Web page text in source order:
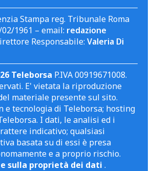
Stampa reg. Tribunale Roma
1961 – email: redazione
Responsabile: Valeria Di
Teleborsa P.IVA 00919671008.
E' vietata la riproduzione
materiale presente sul sito.
e tecnologia di Teleborsa; hosting
I dati, le analisi ed i
indicativo; qualsiasi
basata su di essi è presa
e a proprio rischio.
sulla proprietà dei dati .